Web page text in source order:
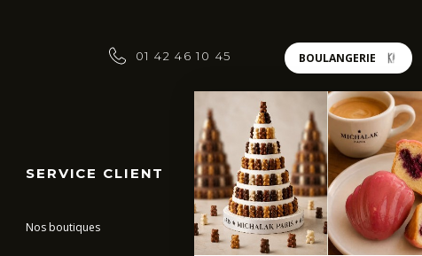
01 42 46 10 45 BOULANGERIE
SERVICE CLIENT
Nos boutiques
INFORMATIONS
Mentions légales